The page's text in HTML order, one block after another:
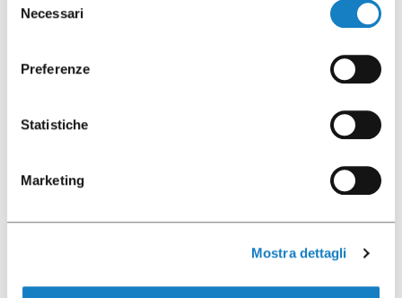
delNecessari
Preferenze
Statistiche
Marketing
Mostra dettagli
Varianti di colore
B.200CC PP
Scheda prodotto
Altri packaging
Ti potrebbe interessare anche